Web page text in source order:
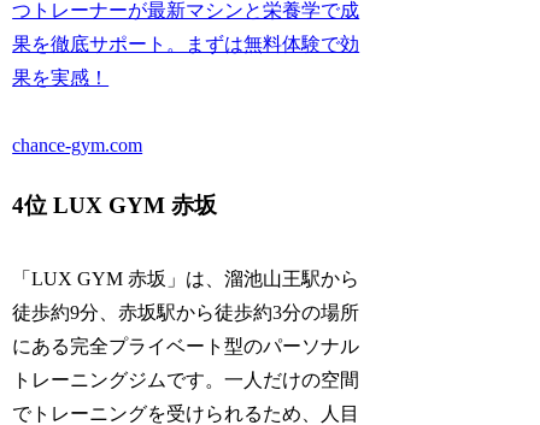
つトレーナーが最新マシンと栄養学で成
果を徹底サポート。まずは無料体験で効
果を実感！
chance-gym.com
4位 LUX GYM 赤坂
「LUX GYM 赤坂」は、溜池山王駅から
徒歩約9分、赤坂駅から徒歩約3分の場所
にある完全プライベート型のパーソナル
トレーニングジムです。一人だけの空間
でトレーニングを受けられるため、人目